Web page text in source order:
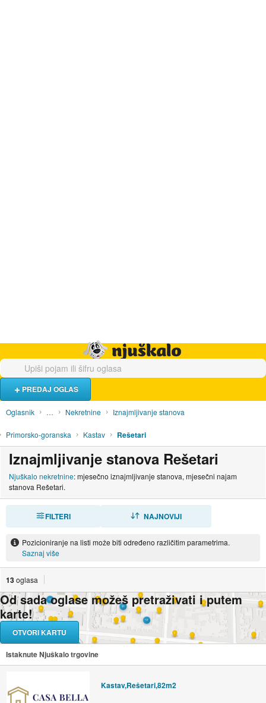
PREDAJ OGLAS
Oglasnik … Nekretnine Iznajmljivanje stanova
Primorsko-goranska Kastav Rešetari
Iznajmljivanje stanova Rešetari
Njuškalo nekretnine: mjesečno iznajmljivanje stanova, mjesečni najam
stanova Rešetari.
FILTERI NAJNOVIJI
Pozicioniranje na listi može biti određeno različitim parametrima.
Saznaj više
13oglasa
Od sada oglase možeš pretraživati i putem
karte!
OTVORI KARTU
Istaknute Njuškalo trgovine
Kastav,Rešetari,82m2